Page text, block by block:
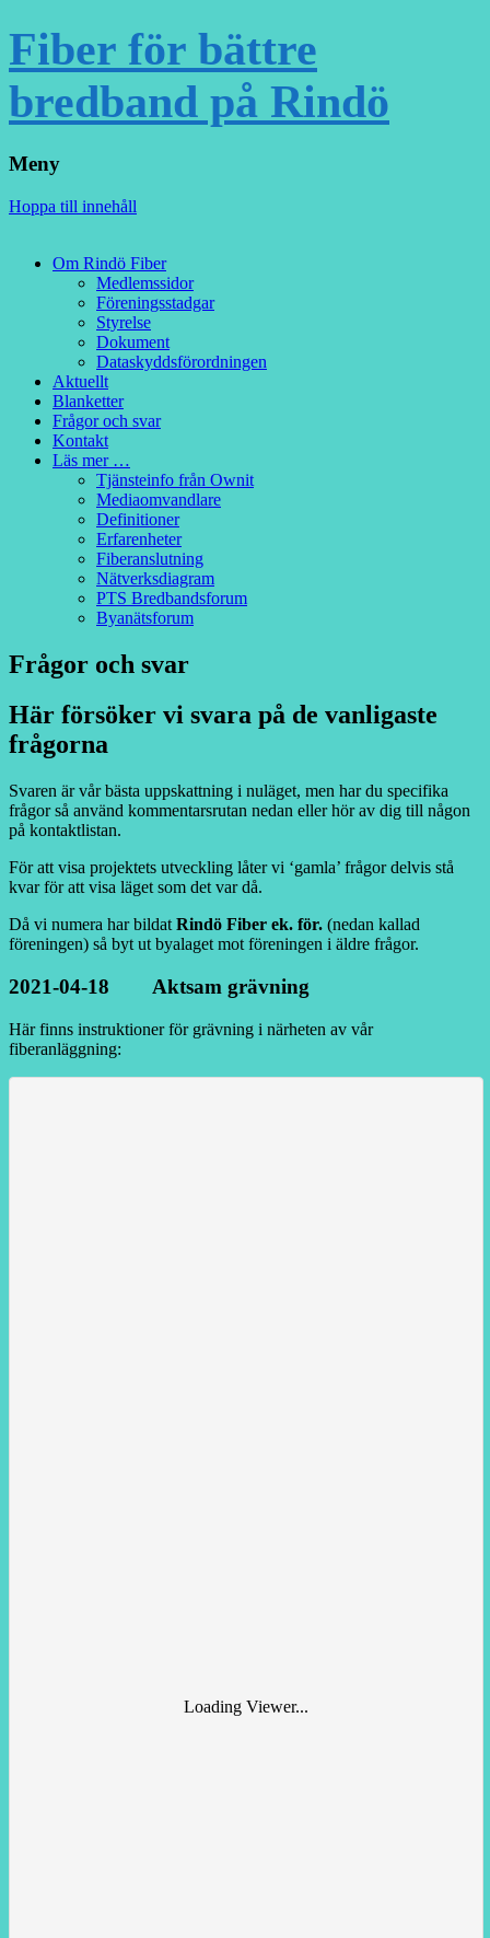
Fiber för bättre
bredband på Rindö
Meny
Hoppa till innehåll
Om Rindö Fiber
Medlemssidor
Föreningsstadgar
Styrelse
Dokument
Dataskyddsförordningen
Aktuellt
Blanketter
Frågor och svar
Kontakt
Läs mer …
Tjänsteinfo från Ownit
Mediaomvandlare
Definitioner
Erfarenheter
Fiberanslutning
Nätverksdiagram
PTS Bredbandsforum
Byanätsforum
Frågor och svar
Här försöker vi svara på de vanligaste
frågorna
Svaren är vår bästa uppskattning i nuläget, men har du specifika
frågor så använd kommentarsrutan nedan eller hör av dig till någon
på kontaktlistan.
För att visa projektets utveckling låter vi ‘gamla’ frågor delvis stå
kvar för att visa läget som det var då.
Då vi numera har bildat Rindö Fiber ek. för. (nedan kallad
föreningen) så byt ut byalaget mot föreningen i äldre frågor.
2021-04-18 Aktsam grävning
Här finns instruktioner för grävning i närheten av vår
fiberanläggning:
Loading Viewer...